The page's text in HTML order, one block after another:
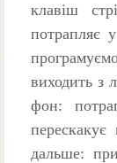
клавіш
потрапляє
виходить з
фон:
дальше: